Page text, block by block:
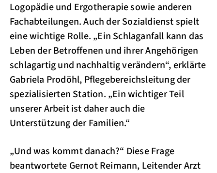
Logopädie und Ergotherapie sowie anderen
Fachabteilungen. Auch der Sozialdienst spielt
eine wichtige Rolle. „Ein Schlaganfall kann das
Leben der Betroffenen und ihrer Angehörigen
schlagartig und nachhaltig verändern“, erklärte
Gabriela Prodöhl, Pflegebereichsleitung der
spezialisierten Station. „Ein wichtiger Teil
unserer Arbeit ist daher auch die
Unterstützung der Familien.“
„Und was kommt danach?“ Diese Frage
beantwortete Gernot Reimann, Leitender Arzt